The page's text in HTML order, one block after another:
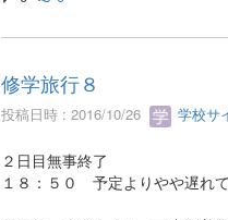
修学旅行８
投稿日時 : 2016/10/26 学校サ
２日目無事終了
１８：５０ 予定よりやや遅れ